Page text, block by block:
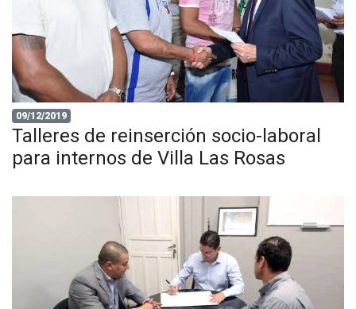
09/12/2019
Talleres de reinserción socio-laboral
para internos de Villa Las Rosas